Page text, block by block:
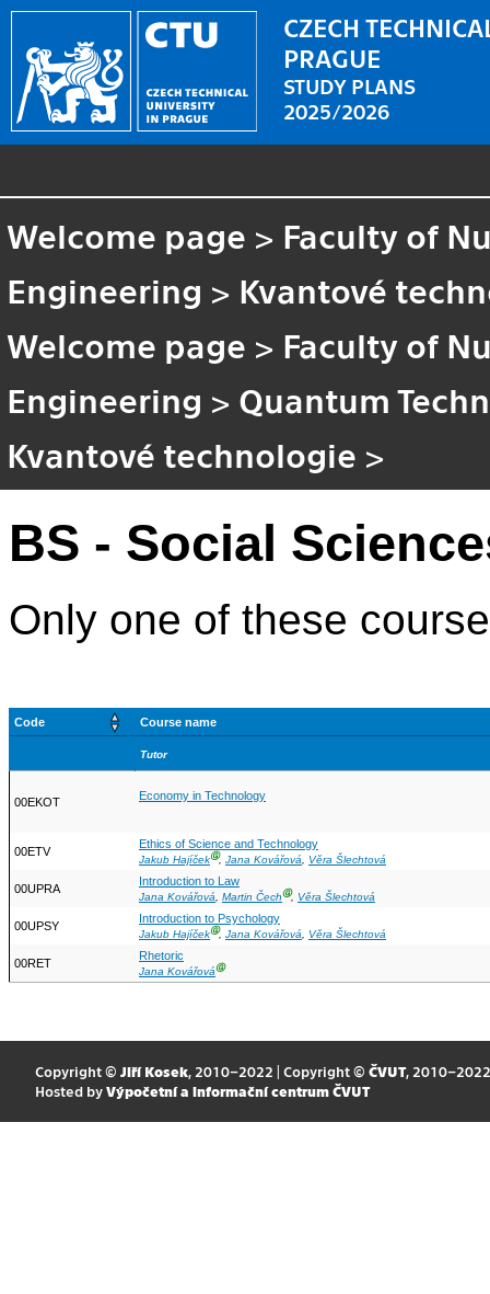
CZECH
PRAGUE
STUDY PLANS
2025/2026
Welcome page > Faculty of
Engineering > Kvantové
Welcome page > Faculty of
Engineering > Quantum
Kvantové technologie >
BS - Social
Only one of these
Code Course name
Tutor
00EKOT Economy in Technology
00ETV
Ethics of Science and Technology
Jakub HajíčekⒼ, Jana Kovářová, Věra Šlechtová
00UPRA
Introduction to Law
Jana Kovářová, Martin ČechⒼ, Věra Šlechtová
00UPSY
Introduction to Psychology
Jakub HajíčekⒼ, Jana Kovářová, Věra Šlechtová
00RET
Rhetoric
Jana KovářováⒼ
Copyright © Jiří Kosek, 2010–2022 | Copyright © ČVUT, 2010–2022
Hosted by Výpočetní a informační centrum ČVUT